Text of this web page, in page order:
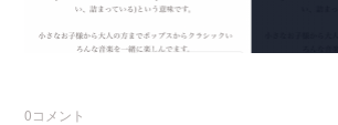
0コメント